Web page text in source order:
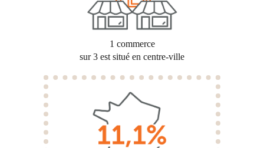
1 commerce
sur 3 est situé en centre-ville